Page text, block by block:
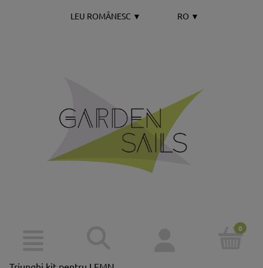
LEU ROMÂNESC ▼ RO ▼